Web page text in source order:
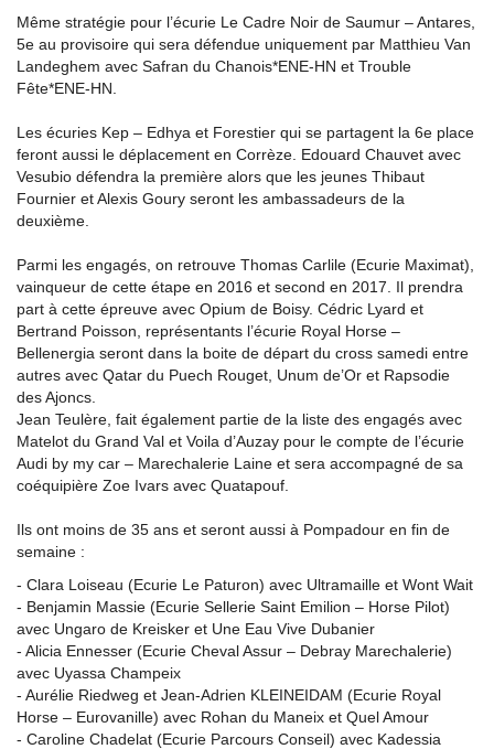
Même stratégie pour l’écurie Le Cadre Noir de Saumur – Antares,
5e au provisoire qui sera défendue uniquement par Matthieu Van
Landeghem avec Safran du Chanois*ENE-HN et Trouble
Fête*ENE-HN.
Les écuries Kep – Edhya et Forestier qui se partagent la 6e place
feront aussi le déplacement en Corrèze. Edouard Chauvet avec
Vesubio défendra la première alors que les jeunes Thibaut
Fournier et Alexis Goury seront les ambassadeurs de la
deuxième.
Parmi les engagés, on retrouve Thomas Carlile (Ecurie Maximat),
vainqueur de cette étape en 2016 et second en 2017. Il prendra
part à cette épreuve avec Opium de Boisy. Cédric Lyard et
Bertrand Poisson, représentants l’écurie Royal Horse –
Bellenergia seront dans la boite de départ du cross samedi entre
autres avec Qatar du Puech Rouget, Unum de’Or et Rapsodie
des Ajoncs.
Jean Teulère, fait également partie de la liste des engagés avec
Matelot du Grand Val et Voila d’Auzay pour le compte de l’écurie
Audi by my car – Marechalerie Laine et sera accompagné de sa
coéquipière Zoe Ivars avec Quatapouf.
Ils ont moins de 35 ans et seront aussi à Pompadour en fin de
semaine :
- Clara Loiseau (Ecurie Le Paturon) avec Ultramaille et Wont Wait
- Benjamin Massie (Ecurie Sellerie Saint Emilion – Horse Pilot)
avec Ungaro de Kreisker et Une Eau Vive Dubanier
- Alicia Ennesser (Ecurie Cheval Assur – Debray Marechalerie)
avec Uyassa Champeix
- Aurélie Riedweg et Jean-Adrien KLEINEIDAM (Ecurie Royal
Horse – Eurovanille) avec Rohan du Maneix et Quel Amour
- Caroline Chadelat (Ecurie Parcours Conseil) avec Kadessia